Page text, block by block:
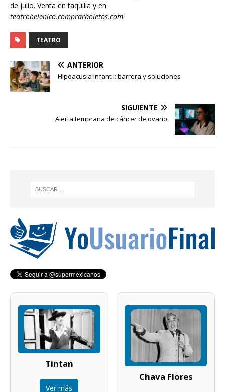
de julio. Venta en taquilla y en
teatrohelenico.comprarboletos.com.
TEATRO
ANTERIOR
Hipoacusia infantil: barrera y soluciones
SIGUIENTE
Alerta temprana de cáncer de ovario
Tintan
Ver más
Chava Flores